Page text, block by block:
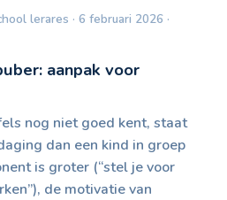
lerares · 6 februari 2026 ·
aanpak voor
nog niet goed kent, staat
dan een kind in groep
is groter (“stel je voor
de motivatie van